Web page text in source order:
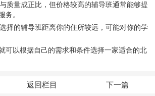
质量成正比，但价格较高的辅导班通常能够提
务。
择的辅导班距离你的住所较远，可能对你的学
可以根据自己的需求和条件选择一家适合的北
返回栏目 下一篇